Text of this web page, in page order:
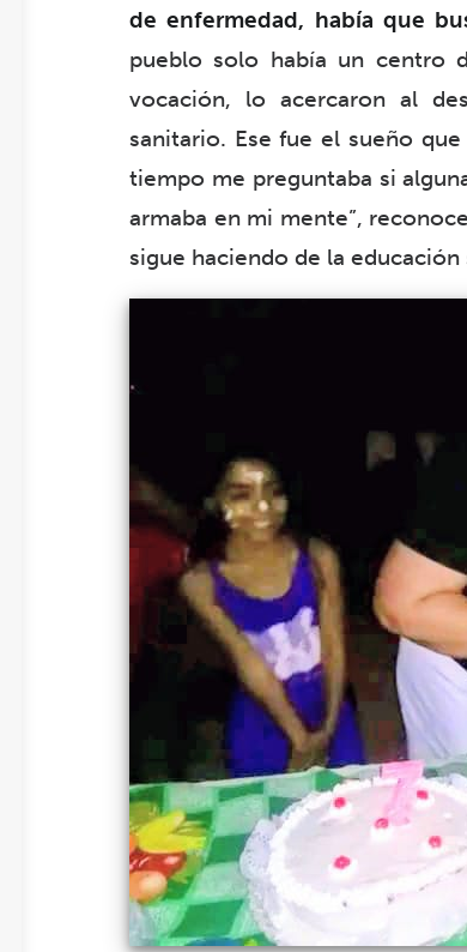
de enfermedad, había que
pueblo solo había un centro
vocación, lo acercaron al
sanitario. Ese fue el sueño
tiempo me preguntaba si
armaba en mi mente”,
sigue haciendo de la educación